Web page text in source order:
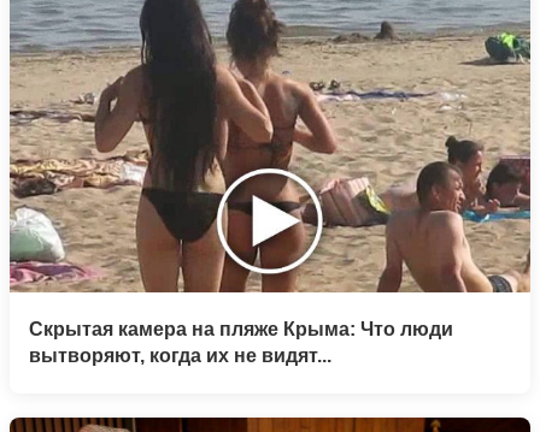
Скрытая камера на пляже Крыма: Что люди
вытворяют, когда их не видят...